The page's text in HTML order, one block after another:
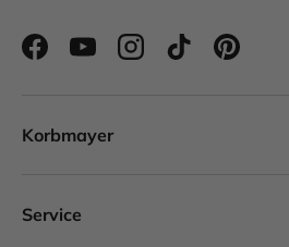
FacebookYouTubeInstagramTikTokPinterest
Korbmayer
Service